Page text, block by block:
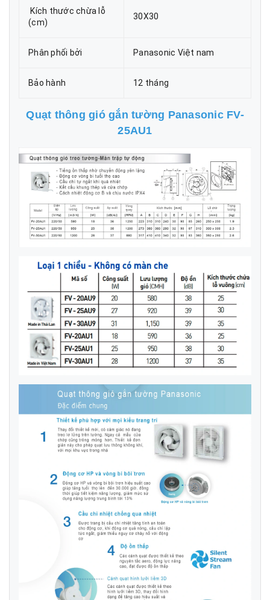
Kích thước chừa lỗ
(cm)
30X30
Phân phối bởi Panasonic Việt nam
Bảo hành 12 tháng
Quạt thông gió gắn tường Panasonic FV-
25AU1